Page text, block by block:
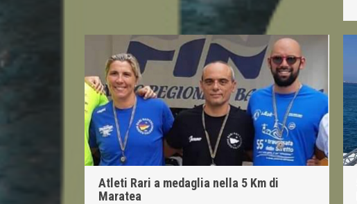
Atleti Rari a medaglia nella 5 Km di
Maratea